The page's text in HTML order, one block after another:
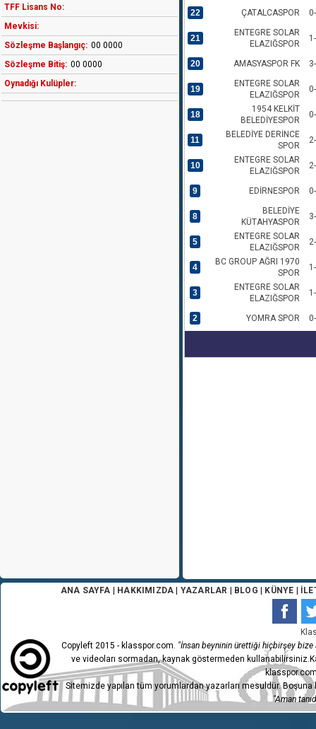
TFF Lisans No:
Mevkisi:
Sözleşme Başlangıç: 00 0000
Sözleşme Bitiş: 00 0000
Oynadığı Kulüpler:
22 ÇATALCASPOR
21
ENTEGRE SOLAR
ELAZIĞSPOR
20 AMASYASPOR FK
19
ENTEGRE SOLAR
ELAZIĞSPOR
18
1954 KELKİT
BELEDİYESPOR
11
BELEDİYE DERİNCE
SPOR
10
ENTEGRE SOLAR
ELAZIĞSPOR
9 EDİRNESPOR
8
BELEDİYE
KÜTAHYASPOR
5
ENTEGRE SOLAR
ELAZIĞSPOR
4
BC GROUP AĞRI 1970
SPOR
3
ENTEGRE SOLAR
ELAZIĞSPOR
2 YOMRA SPOR
ANA SAYFA HAKKIMIZDA YAZARLAR BLOG KÜNYE
Copyleft 2015 - klasspor.com. "İnsan beyninin ürettiği hiçbirşey bize
ve videoları sormadan, kaynak göstermeden
Sitemizde yapılan tüm yorumlardan yazarları mesuldür.
"Aman